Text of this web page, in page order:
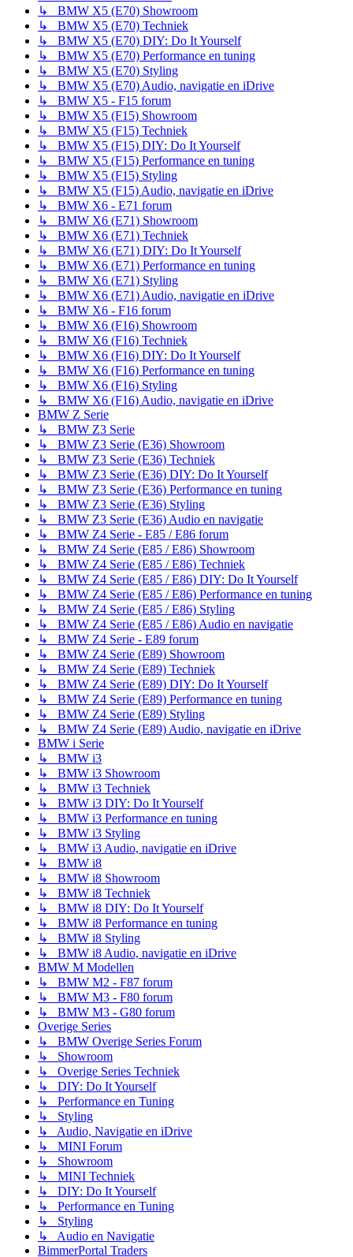
↳ BMW X5 (E70) Showroom
↳ BMW X5 (E70) Techniek
↳ BMW X5 (E70) DIY: Do It Yourself
↳ BMW X5 (E70) Performance en tuning
↳ BMW X5 (E70) Styling
↳ BMW X5 (E70) Audio, navigatie en iDrive
↳ BMW X5 - F15 forum
↳ BMW X5 (F15) Showroom
↳ BMW X5 (F15) Techniek
↳ BMW X5 (F15) DIY: Do It Yourself
↳ BMW X5 (F15) Performance en tuning
↳ BMW X5 (F15) Styling
↳ BMW X5 (F15) Audio, navigatie en iDrive
↳ BMW X6 - E71 forum
↳ BMW X6 (E71) Showroom
↳ BMW X6 (E71) Techniek
↳ BMW X6 (E71) DIY: Do It Yourself
↳ BMW X6 (E71) Performance en tuning
↳ BMW X6 (E71) Styling
↳ BMW X6 (E71) Audio, navigatie en iDrive
↳ BMW X6 - F16 forum
↳ BMW X6 (F16) Showroom
↳ BMW X6 (F16) Techniek
↳ BMW X6 (F16) DIY: Do It Yourself
↳ BMW X6 (F16) Performance en tuning
↳ BMW X6 (F16) Styling
↳ BMW X6 (F16) Audio, navigatie en iDrive
BMW Z Serie
↳ BMW Z3 Serie
↳ BMW Z3 Serie (E36) Showroom
↳ BMW Z3 Serie (E36) Techniek
↳ BMW Z3 Serie (E36) DIY: Do It Yourself
↳ BMW Z3 Serie (E36) Performance en tuning
↳ BMW Z3 Serie (E36) Styling
↳ BMW Z3 Serie (E36) Audio en navigatie
↳ BMW Z4 Serie - E85 / E86 forum
↳ BMW Z4 Serie (E85 / E86) Showroom
↳ BMW Z4 Serie (E85 / E86) Techniek
↳ BMW Z4 Serie (E85 / E86) DIY: Do It Yourself
↳ BMW Z4 Serie (E85 / E86) Performance en tuning
↳ BMW Z4 Serie (E85 / E86) Styling
↳ BMW Z4 Serie (E85 / E86) Audio en navigatie
↳ BMW Z4 Serie - E89 forum
↳ BMW Z4 Serie (E89) Showroom
↳ BMW Z4 Serie (E89) Techniek
↳ BMW Z4 Serie (E89) DIY: Do It Yourself
↳ BMW Z4 Serie (E89) Performance en tuning
↳ BMW Z4 Serie (E89) Styling
↳ BMW Z4 Serie (E89) Audio, navigatie en iDrive
BMW i Serie
↳ BMW i3
↳ BMW i3 Showroom
↳ BMW i3 Techniek
↳ BMW i3 DIY: Do It Yourself
↳ BMW i3 Performance en tuning
↳ BMW i3 Styling
↳ BMW i3 Audio, navigatie en iDrive
↳ BMW i8
↳ BMW i8 Showroom
↳ BMW i8 Techniek
↳ BMW i8 DIY: Do It Yourself
↳ BMW i8 Performance en tuning
↳ BMW i8 Styling
↳ BMW i8 Audio, navigatie en iDrive
BMW M Modellen
↳ BMW M2 - F87 forum
↳ BMW M3 - F80 forum
↳ BMW M3 - G80 forum
Overige Series
↳ BMW Overige Series Forum
↳ Showroom
↳ Overige Series Techniek
↳ DIY: Do It Yourself
↳ Performance en Tuning
↳ Styling
↳ Audio, Navigatie en iDrive
↳ MINI Forum
↳ Showroom
↳ MINI Techniek
↳ DIY: Do It Yourself
↳ Performance en Tuning
↳ Styling
↳ Audio en Navigatie
BimmerPortal Traders